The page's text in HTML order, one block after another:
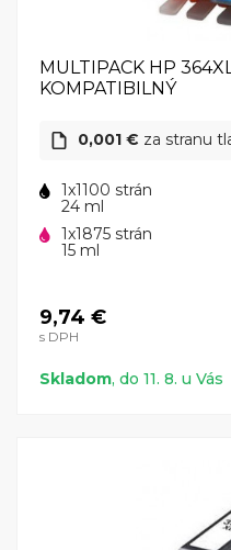
MULTIPACK HP
KOMPATIBILNÝ
0,001 € za stranu
1x1100 strán
24 ml
1x1875 strán
15 ml
9,74 €
s DPH
Skladom, do 11. 8. u Vás